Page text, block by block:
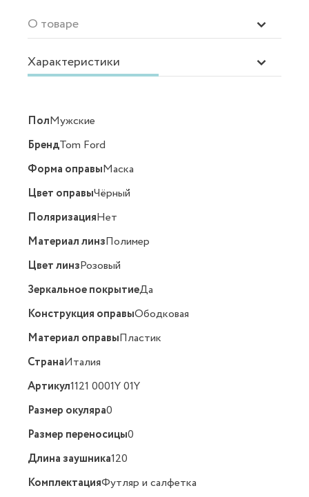
О товаре
Характеристики
ПолМужские
БрендTom Ford
Форма оправыМаска
Цвет оправыЧёрный
ПоляризацияНет
Материал линзПолимер
Цвет линзРозовый
Зеркальное покрытиеДа
Конструкция оправыОбодковая
Материал оправыПластик
СтранаИталия
Артикул1121 0001Y 01Y
Размер окуляра0
Размер переносицы0
Длина заушника120
КомплектацияФутляр и салфетка